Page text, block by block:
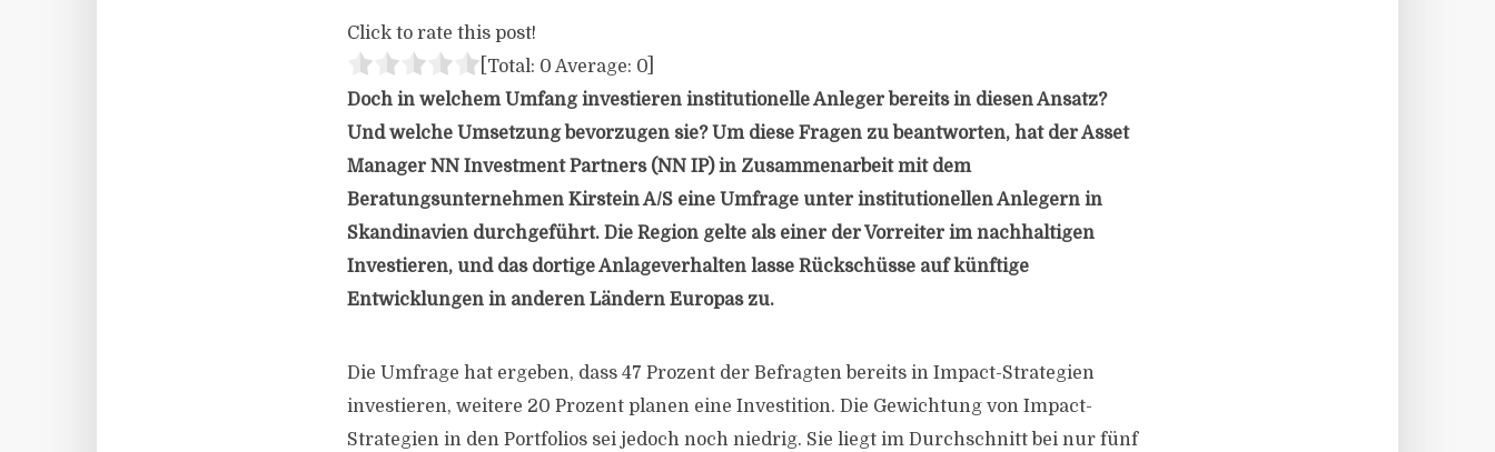
Click to rate this post!
[Total: 0 Average: 0
Doch in welchem Umfang investieren institutionelle Anleger bereits in diesen Ansatz?
Und welche Umsetzung bevorzugen sie? Um diese Fragen zu beantworten, hat der Asset
Manager NN Investment Partners (NN IP) in Zusammenarbeit mit dem
Beratungsunternehmen Kirstein A/S eine Umfrage unter institutionellen Anlegern in
Skandinavien durchgeführt. Die Region gelte als einer der Vorreiter im nachhaltigen
Investieren, und das dortige Anlageverhalten lasse Rückschüsse auf künftige
Entwicklungen in anderen Ländern Europas zu.
Die Umfrage hat ergeben, dass 47 Prozent der Befragten bereits in Impact-Strategien
investieren, weitere 20 Prozent planen eine Investition. Die Gewichtung von Impact-
Strategien in den Portfolios sei jedoch noch niedrig. Sie liegt im Durchschnitt bei nur fünf